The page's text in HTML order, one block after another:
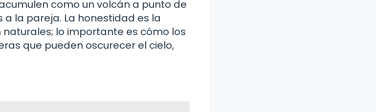
como un volcán a punto de
la pareja. La honestidad es la
lo importante es cómo los
que pueden oscurecer el cielo,